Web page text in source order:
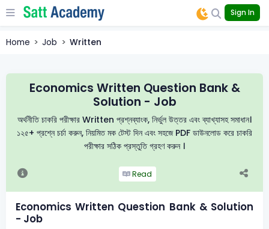
Sign In
Home Job Written
Economics Written Question Bank &
Solution - Job
অর্থনীতি চাকরি পরীক্ষার Written প্রশ্নব্যাংক, নির্ভুল উত্তর এবং ব্যাখ্যাসহ সমাধান।
১২৫+ প্রশ্নে চর্চা করুন, নিয়মিত মক টেস্ট দিন এবং সহজে PDF ডাউনলোড করে চাকরি
পরীক্ষার সঠিক প্রস্তুতি গ্রহণ করুন ।
Read
Economics Written Question Bank & Solution
- Job